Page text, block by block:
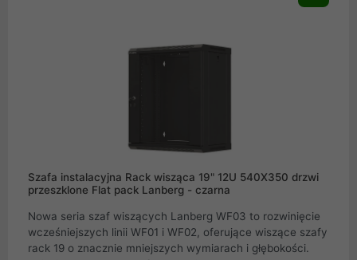
szerokości 19 oraz wysokościach 4U, 6U, 9U, a także w
aranżację okablowania i zabezpieczenie urządzeń nawet
Szafa instalacyjna Rack wisząca 19" 12U 540X350 drzwi
przeszklone Flat pack Lanberg - czarna
Nowa seria szaf wiszących Lanberg WF03 to rozwinięcie
wcześniejszych linii WF01 i WF02, oferujące wiszące szafy
rack 19 o znacznie mniejszych wymiarach i głębokości.